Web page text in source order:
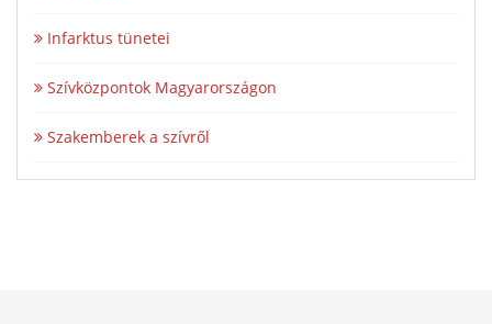
Infarktus tünetei
Szívközpontok Magyarországon
Szakemberek a szívről